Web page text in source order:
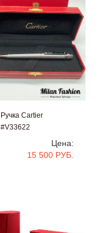
Ручка Cartier
#V33622
Цена:
15 500 РУБ.